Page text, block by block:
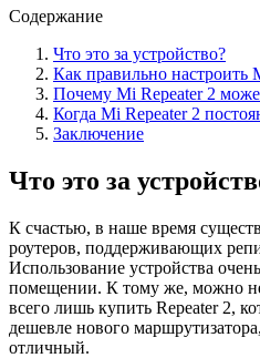
Содержание
Что это за устройство?
Как правильно настроить
Почему Mi Repeater 2
Когда Mi Repeater 2
Заключение
Что это за
К счастью, в наше время
роутеров, поддерживающих
Использование устройства
помещении. К тому же, можно не
всего лишь купить Repeater 2,
дешевле нового
отличный.